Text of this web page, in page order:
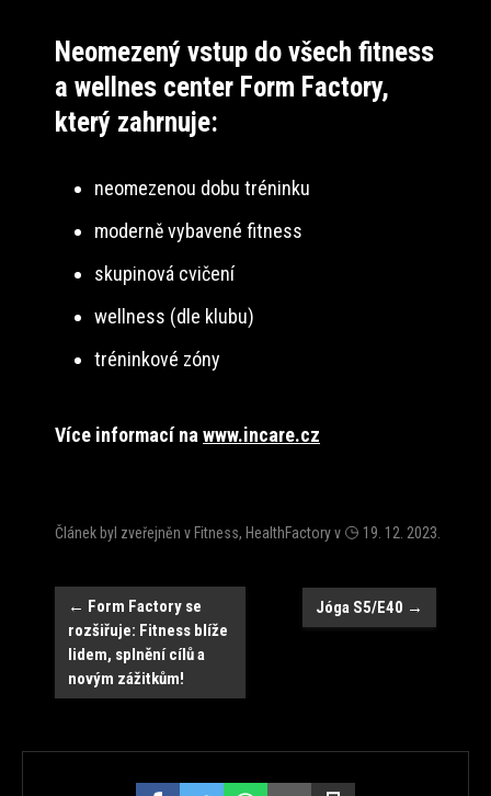
Neomezený vstup do všech fitness
a wellnes center Form Factory,
který zahrnuje:
neomezenou dobu tréninku
moderně vybavené fitness
skupinová cvičení
wellness (dle klubu)
tréninkové zóny
Více informací na www.incare.cz
Článek byl zveřejněn vFitness, HealthFactoryv 19. 12. 2023
Navigace
← Form Factory se
rozšiřuje: Fitness blíže
lidem, splnění cílů a
novým zážitkům!
Jóga S5/E40 →